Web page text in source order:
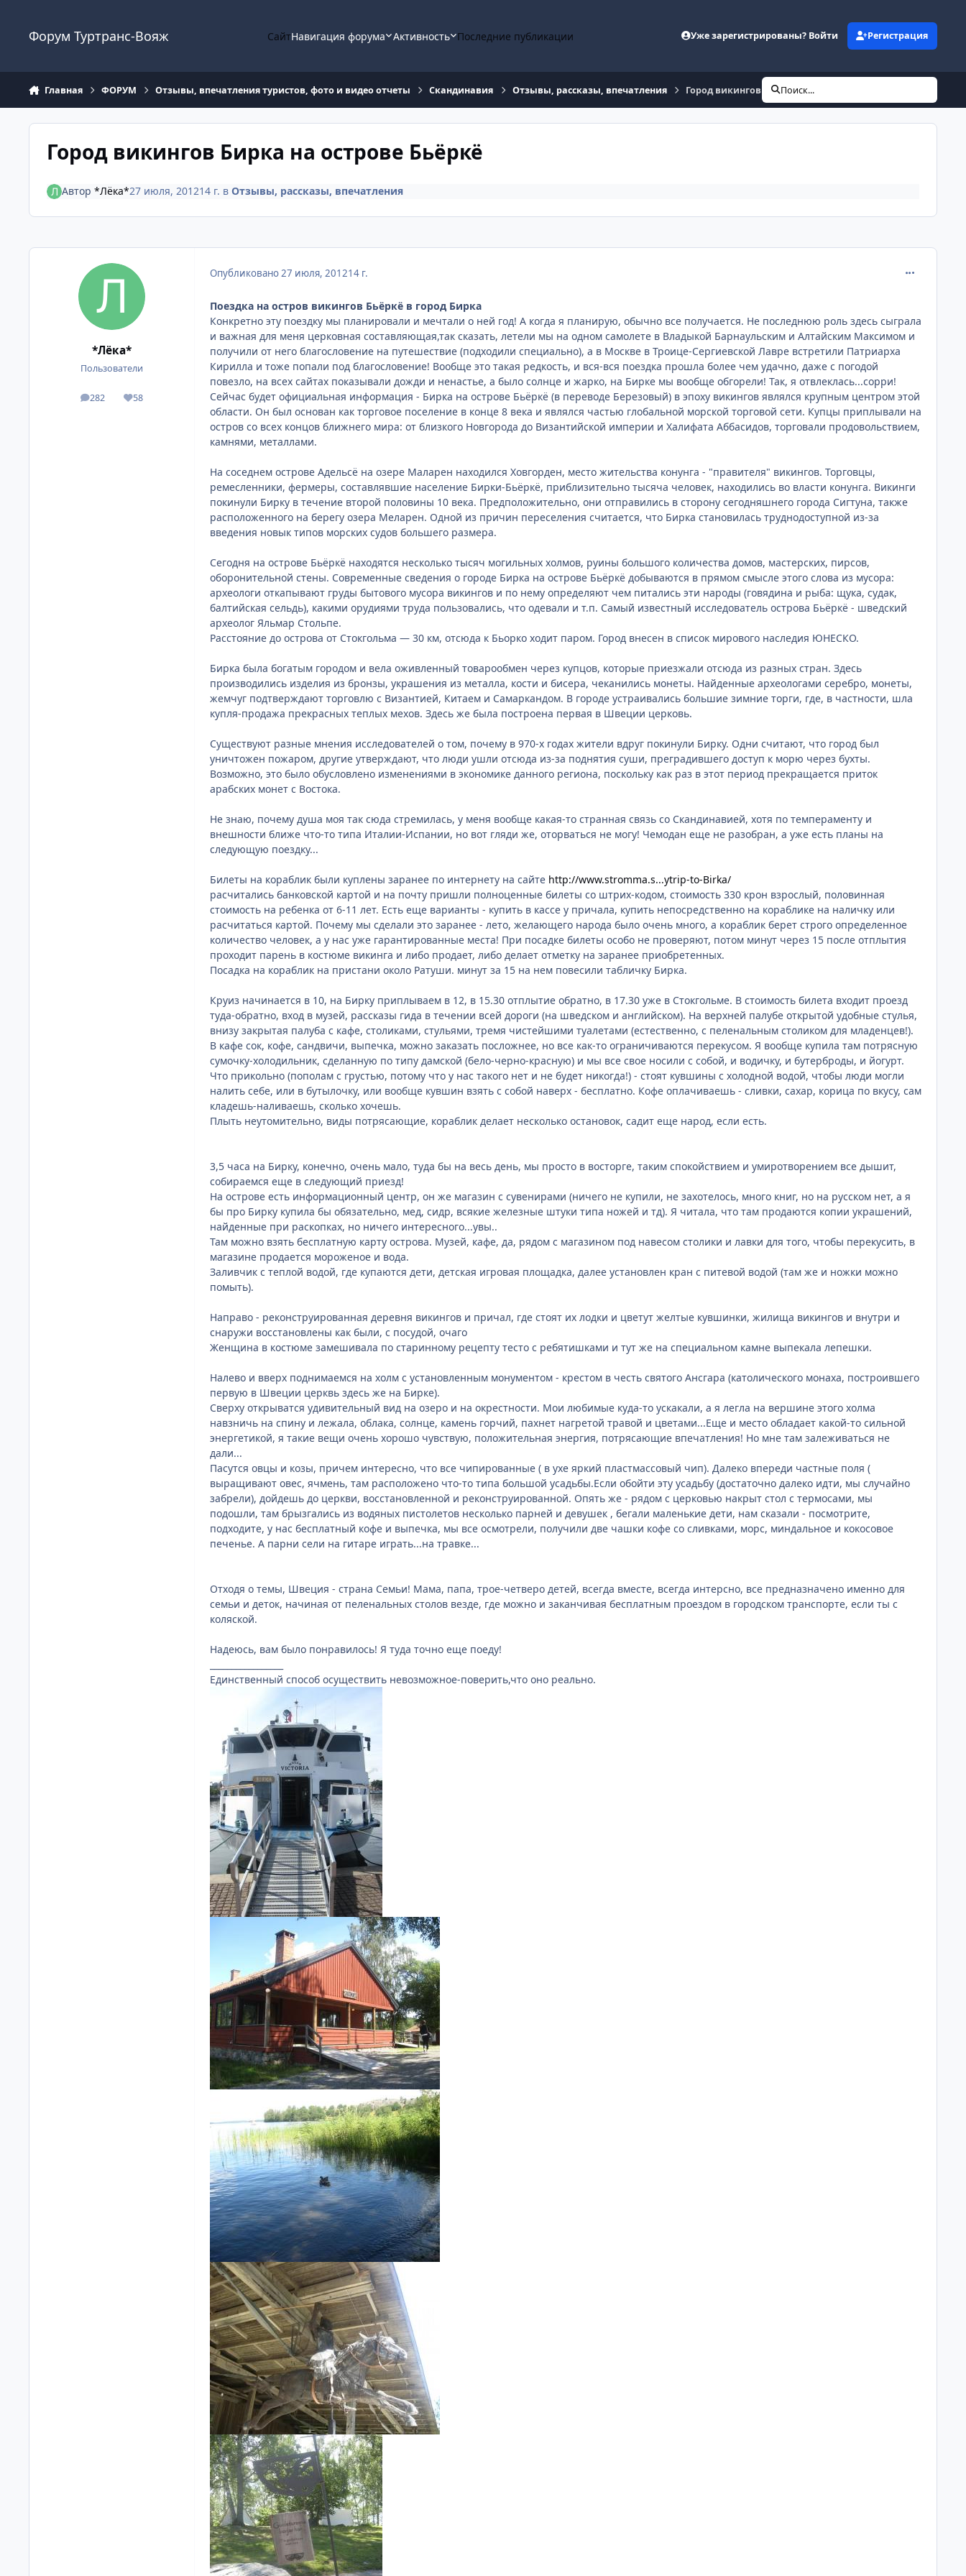
Форум Туртранс-Вояж СайтНавигация форума Активность Последние публикации Уже зарегистрированы? Войти Регистрация
Главная ФОРУМ Отзывы, впечатления туристов, фото и видео отчеты Скандинавия Отзывы, рассказы, впечатления Город викингов Бирка на острове Бьёркё
Поиск...
Город викингов Бирка на острове Бьёркё
Автор *Лёка*27 июля, 201214 г. в Отзывы, рассказы, впечатления
*Лёка*
Пользователи
282
сообщения
58
Репутация
Опубликовано 27 июля, 201214 г.
Поездка на остров викингов Бьёркё в город Бирка
Конкретно эту поездку мы планировали и мечтали о ней год! А когда я планирую, обычно все получается. Не последнюю роль здесь сыграла
и важная для меня церковная составляющая,так сказать, летели мы на одном самолете в Владыкой Барнаульским и Алтайским Максимом и
получили от него благословение на путешествие (подходили специально), а в Москве в Троице-Сергиевской Лавре встретили Патриарха
Кирилла и тоже попали под благословение! Вообще это такая редкость, и вся-вся поездка прошла более чем удачно, даже с погодой
повезло, на всех сайтах показывали дожди и ненастье, а было солнце и жарко, на Бирке мы вообще обгорели! Так, я отвлеклась...сорри!
Сейчас будет официальная информация - Бирка на острове Бьёркё (в переводе Березовый) в эпоху викингов являлся крупным центром этой
области. Он был основан как торговое поселение в конце 8 века и являлся частью глобальной морской торговой сети. Купцы приплывали на
остров со всех концов ближнего мира: от близкого Новгорода до Византийской империи и Халифата Аббасидов, торговали продовольствием,
камнями, металлами.
На соседнем острове Адельсё на озере Маларен находился Ховгорден, место жительства конунга - "правителя" викингов. Торговцы,
ремесленники, фермеры, составлявшие население Бирки-Бьёркё, приблизительно тысяча человек, находились во власти конунга. Викинги
покинули Бирку в течение второй половины 10 века. Предположительно, они отправились в сторону сегодняшнего города Сигтуна, также
расположенного на берегу озера Меларен. Одной из причин переселения считается, что Бирка становилась труднодоступной из-за
введения новык типов морских судов большего размера.
Сегодня на острове Бьёркё находятся несколько тысяч могильных холмов, руины большого количества домов, мастерских, пирсов,
оборонительной стены. Современные сведения о городе Бирка на острове Бьёркё добываются в прямом смысле этого слова из мусора:
археологи откапывают груды бытового мусора викингов и по нему определяют чем питались эти народы (говядина и рыба: щука, судак,
балтийская сельдь), какими орудиями труда пользовались, что одевали и т.п. Самый известный исследователь острова Бьёркё - шведский
археолог Яльмар Стольпе.
Расстояние до острова от Стокгольма — 30 км, отсюда к Бьорко ходит паром. Город внесен в список мирового наследия ЮНЕСКО.
Бирка была богатым городом и вела оживленный товарообмен через купцов, которые приезжали отсюда из разных стран. Здесь
производились изделия из бронзы, украшения из металла, кости и бисера, чеканились монеты. Найденные археологами серебро, монеты,
жемчуг подтверждают торговлю с Византией, Китаем и Самаркандом. В городе устраивались большие зимние торги, где, в частности, шла
купля-продажа прекрасных теплых мехов. Здесь же была построена первая в Швеции церковь.
Существуют разные мнения исследователей о том, почему в 970-х годах жители вдруг покинули Бирку. Одни считают, что город был
уничтожен пожаром, другие утверждают, что люди ушли отсюда из-за поднятия суши, преградившего доступ к морю через бухты.
Возможно, это было обусловлено изменениями в экономике данного региона, поскольку как раз в этот период прекращается приток
арабских монет с Востока.
Не знаю, почему душа моя так сюда стремилась, у меня вообще какая-то странная связь со Скандинавией, хотя по темпераменту и
внешности ближе что-то типа Италии-Испании, но вот гляди же, оторваться не могу! Чемодан еще не разобран, а уже есть планы на
следующую поездку...
Билеты на кораблик были куплены заранее по интернету на сайте http://www.stromma.s...ytrip-to-Birka/
расчитались банковской картой и на почту пришли полноценные билеты со штрих-кодом, стоимость 330 крон взрослый, половинная
стоимость на ребенка от 6-11 лет. Есть еще варианты - купить в кассе у причала, купить непосредственно на кораблике на наличку или
расчитаться картой. Почему мы сделали это заранее - лето, желающего народа было очень много, а кораблик берет строго определенное
количество человек, а у нас уже гарантированные места! При посадке билеты особо не проверяют, потом минут через 15 после отплытия
проходит парень в костюме викинга и либо продает, либо делает отметку на заранее приобретенных.
Посадка на кораблик на пристани около Ратуши. минут за 15 на нем повесили табличку Бирка.
Круиз начинается в 10, на Бирку приплываем в 12, в 15.30 отплытие обратно, в 17.30 уже в Стокгольме. В стоимость билета входит проезд
туда-обратно, вход в музей, рассказы гида в течении всей дороги (на шведском и английском). На верхней палубе открытой удобные стулья,
внизу закрытая палуба с кафе, столиками, стульями, тремя чистейшими туалетами (естественно, с пеленальным столиком для младенцев!).
В кафе сок, кофе, сандвичи, выпечка, можно заказать посложнее, но все как-то ограничиваются перекусом. Я вообще купила там потрясную
сумочку-холодильник, сделанную по типу дамской (бело-черно-красную) и мы все свое носили с собой, и водичку, и бутерброды, и йогурт.
Что прикольно (пополам с грустью, потому что у нас такого нет и не будет никогда!) - стоят кувшины с холодной водой, чтобы люди могли
налить себе, или в бутылочку, или вообще кувшин взять с собой наверх - бесплатно. Кофе оплачиваешь - сливки, сахар, корица по вкусу, сам
кладешь-наливаешь, сколько хочешь.
Плыть неутомительно, виды потрясающие, кораблик делает несколько остановок, садит еще народ, если есть.
3,5 часа на Бирку, конечно, очень мало, туда бы на весь день, мы просто в восторге, таким спокойствием и умиротворением все дышит,
собираемся еще в следующий приезд!
На острове есть информационный центр, он же магазин с сувенирами (ничего не купили, не захотелось, много книг, но на русском нет, а я
бы про Бирку купила бы обязательно, мед, сидр, всякие железные штуки типа ножей и тд). Я читала, что там продаются копии украшений,
найденные при раскопках, но ничего интересного...увы..
Там можно взять бесплатную карту острова. Музей, кафе, да, рядом с магазином под навесом столики и лавки для того, чтобы перекусить, в
магазине продается мороженое и вода.
Заливчик с теплой водой, где купаются дети, детская игровая площадка, далее установлен кран с питевой водой (там же и ножки можно
помыть).
Направо - реконструированная деревня викингов и причал, где стоят их лодки и цветут желтые кувшинки, жилища викингов и внутри и
снаружи восстановлены как были, с посудой, очаго
Женщина в костюме замешивала по старинному рецепту тесто с ребятишками и тут же на специальном камне выпекала лепешки.
Налево и вверх поднимаемся на холм с установленным монументом - крестом в честь святого Ансгара (католического монаха, построившего
первую в Швеции церквь здесь же на Бирке).
Сверху открыватся удивительный вид на озеро и на окрестности. Мои любимые куда-то ускакали, а я легла на вершине этого холма
навзничь на спину и лежала, облака, солнце, камень горчий, пахнет нагретой травой и цветами...Еще и место обладает какой-то сильной
энергетикой, я такие вещи очень хорошо чувствую, положительная энергия, потрясающие впечатления! Но мне там залеживаться не
дали...
Пасутся овцы и козы, причем интересно, что все чипированные ( в ухе яркий пластмассовый чип). Далеко впереди частные поля (
выращивают овес, ячмень, там расположено что-то типа большой усадьбы.Если обойти эту усадьбу (достаточно далеко идти, мы случайно
забрели), дойдешь до церкви, восстановленной и реконструированной. Опять же - рядом с церковью накрыт стол с термосами, мы
подошли, там брызгались из водяных пистолетов несколько парней и девушек , бегали маленькие дети, нам сказали - посмотрите,
подходите, у нас бесплатный кофе и выпечка, мы все осмотрели, получили две чашки кофе со сливками, морс, миндальное и кокосовое
печенье. А парни сели на гитаре играть...на травке...
Отходя о темы, Швеция - страна Семьи! Мама, папа, трое-четверо детей, всегда вместе, всегда интерсно, все предназначено именно для
семьи и деток, начиная от пеленальных столов везде, где можно и заканчивая бесплатным проездом в городском транспорте, если ты с
коляской.
Надеюсь, вам было понравилось! Я туда точно еще поеду!
Единственный способ осуществить невозможное-поверить,что оно реально.